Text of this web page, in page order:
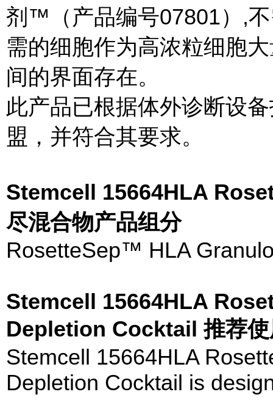
剂™（产品编号07801）,
需的细胞作为高浓粒细胞
间的界面存在。
此产品已根据体外诊断设
盟，并符合其要求。
Stemcell 15664HLA
尽混合物产品组分
RosetteSep™ HLA
Stemcell 15664HLA
Depletion Cocktail 推荐
Stemcell 15664HLA
Depletion Cocktail is